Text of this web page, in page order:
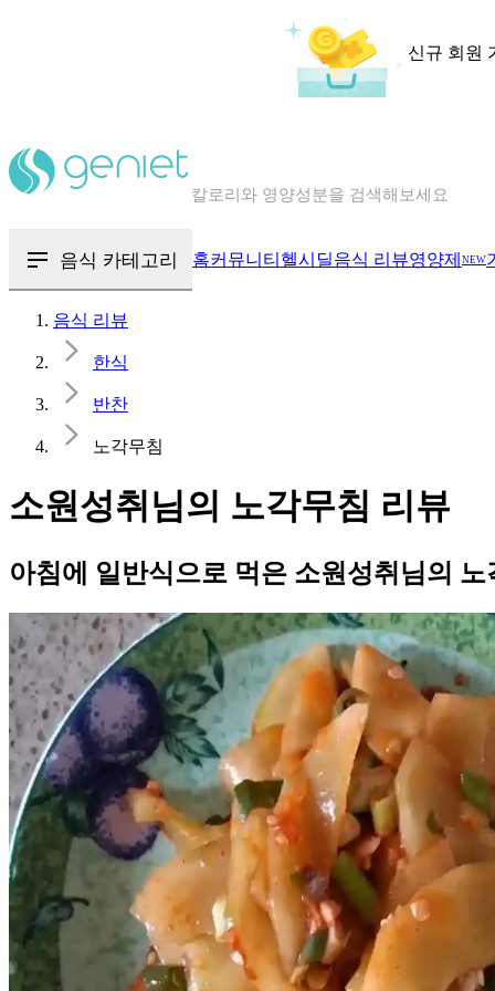
신규 회원
혈당 · 다이어트 음식 검색해보세요
음식 카테고리 홈커뮤니티 헬시딜음식 리뷰영양제 NEW
음식 리뷰
한식
반찬
노각무침
소원성취님의 노각무침 리뷰
아침에 일반식으로 먹은 소원성취님의